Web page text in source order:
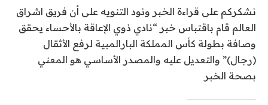
نشكركم على قراءة الخبر ونود التنويه على أن فريق اشراق
العالم قام باقتباس خبر “نادي ذوي الإعاقة بالأحساء يحقق
وصافة بطولة كأس المملكة البارالمبية لرفع الأثقال
(رجال)” والتعديل عليه والمصدر الأساسي هو المعني
بصحة الخبر